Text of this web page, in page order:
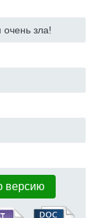
зла!
версию